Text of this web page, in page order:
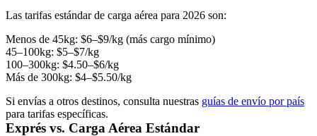
Las tarifas estándar de carga aérea para 2026 son:
Menos de 45kg: $6–$9/kg (más cargo mínimo)
45–100kg: $5–$7/kg
100–300kg: $4.50–$6/kg
Más de 300kg: $4–$5.50/kg
Si envías a otros destinos, consulta nuestras guías de envío por país
para tarifas específicas.
Exprés vs. Carga Aérea Estándar